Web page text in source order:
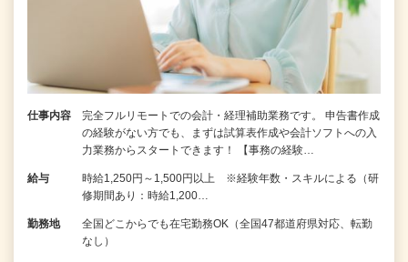
仕事内容
完全フルリモートでの会計・経理補助業務です。 申告書作成
の経験がない⽅でも、まずは試算表作成や会計ソフトへの⼊
⼒業務からスタートできます！ 【事務の経験…
給与
時給1,250円～1,500円以上 ※経験年数・スキルによる（研
修期間あり：時給1,200…
勤務地
全国どこからでも在宅勤務OK（全国47都道府県対応、転勤
なし）